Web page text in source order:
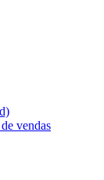
vendas